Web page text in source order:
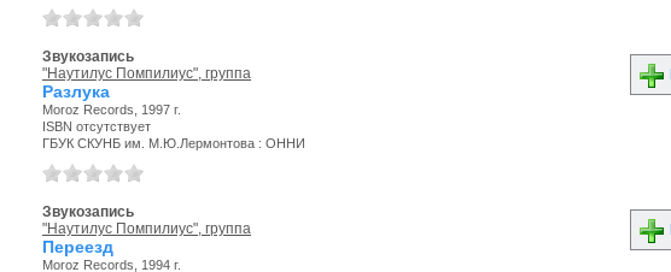
Звукозапись
"Наутилус Помпилиус", группа
Разлука
Moroz Records, 1997 г.
ISBN отсутствует
ГБУК СКУНБ им. М.Ю.Лермонтова : ОННИ
Звукозапись
"Наутилус Помпилиус", группа
Переезд
Moroz Records, 1994 г.